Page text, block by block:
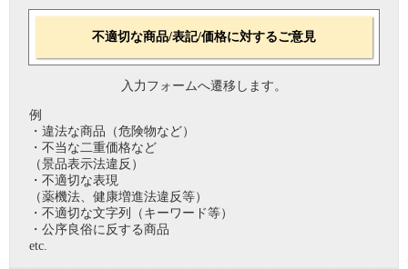
不適切な商品/表記/価格に対するご意見
入力フォームへ遷移します。
例
・違法な商品（危険物など）
・不当な二重価格など
（景品表示法違反）
・不適切な表現
（薬機法、健康増進法違反等）
・不適切な文字列（キーワード等）
・公序良俗に反する商品
etc.